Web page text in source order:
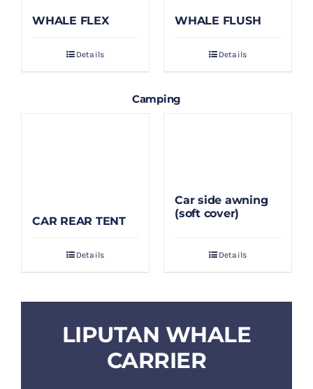
WHALE FLEX
Details
WHALE FLUSH
Details
Camping
CAR REAR TENT
Details
Car side awning
(soft cover)
Details
LIPUTAN WHALE
CARRIER